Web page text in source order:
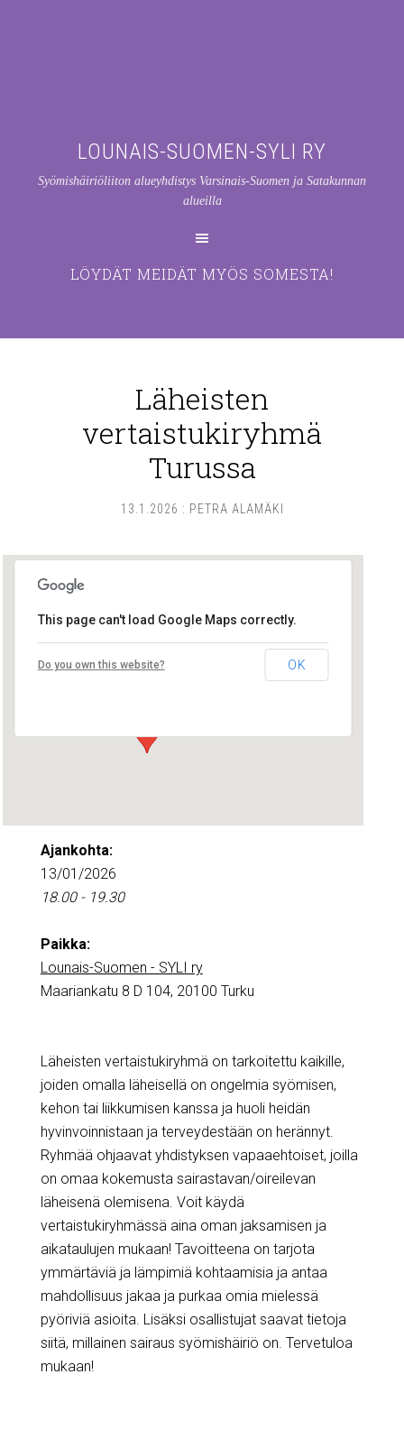
LOUNAIS-SUOMEN-SYLI RY
Syömishäiriöliiton alueyhdistys Varsinais-Suomen ja Satakunnan
alueilla
LÖYDÄT MEIDÄT MYÖS SOMESTA!
Läheisten
vertaistukiryhmä
Turussa
13.1.2026 : PETRA ALAMÄKI
Lounais-Suomen – SYLI ry
Maariankatu 8 D 104 - Turku
This page can't load Google Maps correctly.
Do you own this website? OK
Ajankohta:
13/01/2026
18.00 - 19.30
Paikka:
Lounais-Suomen - SYLI ry
Maariankatu 8 D 104, 20100 Turku
Läheisten vertaistukiryhmä on tarkoitettu kaikille,
joiden omalla läheisellä on ongelmia syömisen,
kehon tai liikkumisen kanssa ja huoli heidän
hyvinvoinnistaan ja terveydestään on herännyt.
Ryhmää ohjaavat yhdistyksen vapaaehtoiset, joilla
on omaa kokemusta sairastavan/oireilevan
läheisenä olemisena. Voit käydä
vertaistukiryhmässä aina oman jaksamisen ja
aikataulujen mukaan! Tavoitteena on tarjota
ymmärtäviä ja lämpimiä kohtaamisia ja antaa
mahdollisuus jakaa ja purkaa omia mielessä
pyöriviä asioita. Lisäksi osallistujat saavat tietoja
siitä, millainen sairaus syömishäiriö on. Tervetuloa
mukaan!